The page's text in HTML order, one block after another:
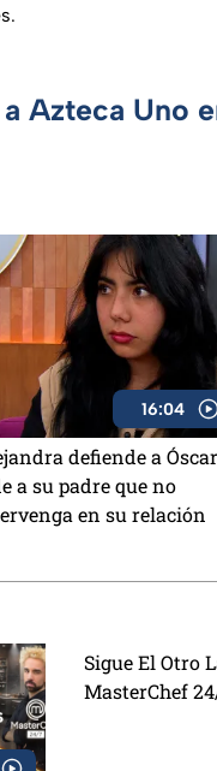
Azteca Uno
16:04
defiende a
a su padre que no
en su relación
Sigue El Otro
MasterChef